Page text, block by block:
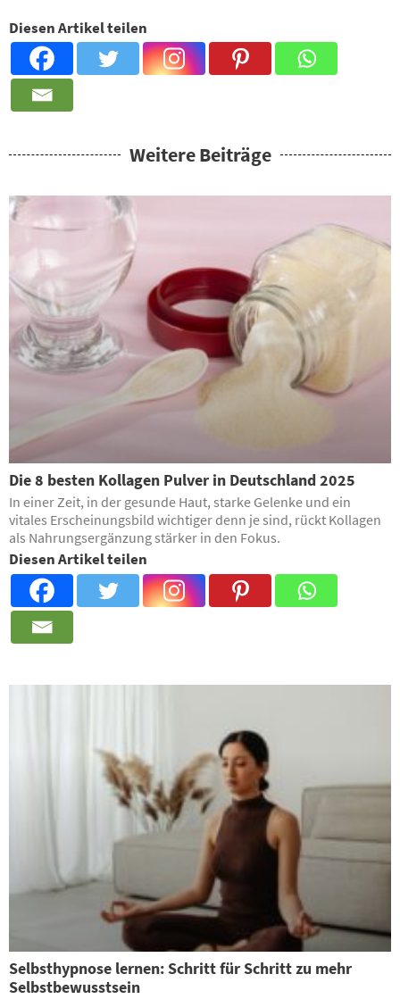
Diesen Artikel teilen
Weitere Beiträge
Die 8 besten Kollagen Pulver in Deutschland 2025
In einer Zeit, in der gesunde Haut, starke Gelenke und ein
vitales Erscheinungsbild wichtiger denn je sind, rückt Kollagen
als Nahrungsergänzung stärker in den Fokus.
Diesen Artikel teilen
Selbsthypnose lernen: Schritt für Schritt zu mehr
Selbstbewusstsein